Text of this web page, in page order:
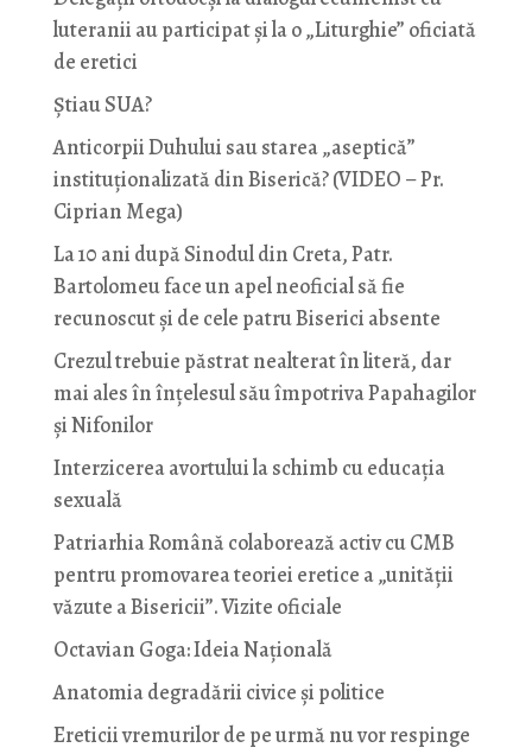
luteranii au participat și la o „Liturghie” oficiată
de eretici
Știau SUA?
Anticorpii Duhului sau starea „aseptică”
instituționalizată din Biserică? (VIDEO – Pr.
Ciprian Mega)
La 10 ani după Sinodul din Creta, Patr.
Bartolomeu face un apel neoficial să fie
recunoscut și de cele patru Biserici absente
Crezul trebuie păstrat nealterat în literă, dar
mai ales în înțelesul său împotriva Papahagilor
și Nifonilor
Interzicerea avortului la schimb cu educaţia
sexuală
Patriarhia Română colaborează activ cu CMB
pentru promovarea teoriei eretice a „unității
văzute a Bisericii”. Vizite oficiale
Octavian Goga: Ideia Naţională
Anatomia degradării civice și politice
Ereticii vremurilor de pe urmă nu vor respinge